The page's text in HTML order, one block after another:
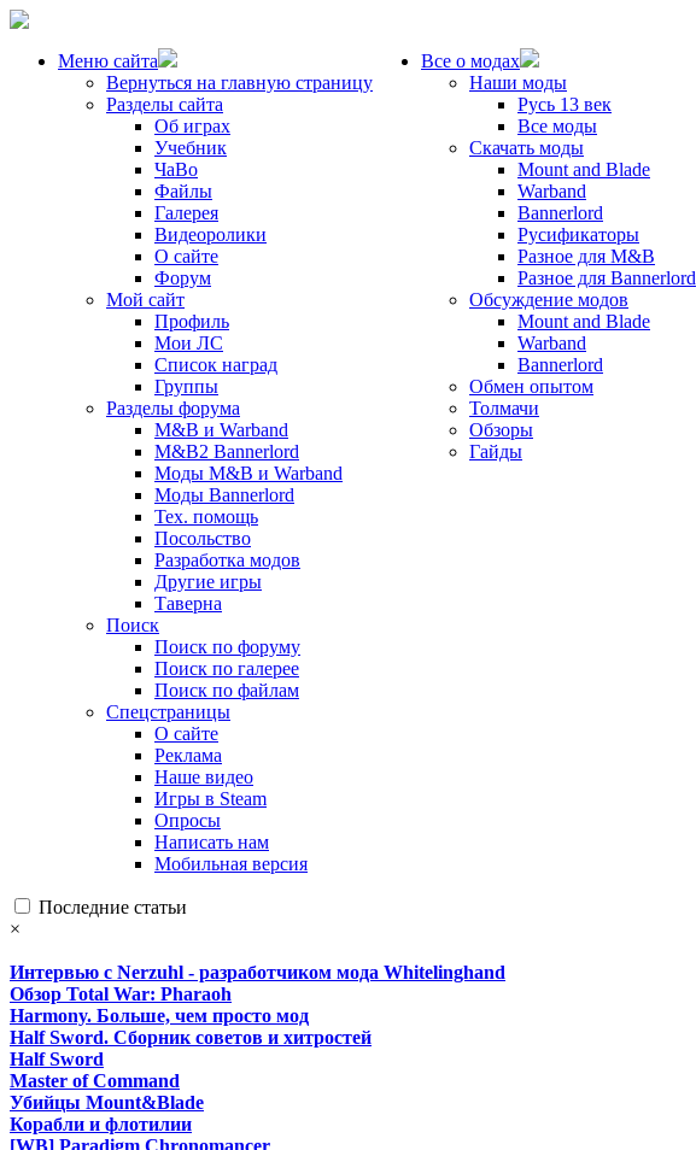
Меню сайта
Вернуться на главную страницу
Разделы сайта
Об играх
Учебник
ЧаВо
Файлы
Галерея
Видеоролики
О сайте
Форум
Мой сайт
Профиль
Мои ЛС
Список наград
Группы
Разделы форума
M&B и Warband
M&B2 Bannerlord
Моды M&B и Warband
Моды Bannerlord
Тех. помощь
Посольство
Разработка модов
Другие игры
Таверна
Поиск
Поиск по форуму
Поиск по галерее
Поиск по файлам
Спецстраницы
О сайте
Реклама
Наше видео
Игры в Steam
Опросы
Написать нам
Мобильная версия
Все о модах
Наши моды
Русь 13 век
Все моды
Скачать моды
Mount and Blade
Warband
Bannerlord
Русификаторы
Разное для M&B
Разное для Bannerlord
Обсуждение модов
Mount and Blade
Warband
Bannerlord
Обмен опытом
Толмачи
Обзоры
Гайды
Последние статьи
×
Интервью с Nerzuhl - разработчиком мода Whitelinghand
Обзор Total War: Pharaoh
Harmony. Больше, чем просто мод
Half Sword. Сборник советов и хитростей
Half Sword
Master of Command
Убийцы Mount&Blade
Корабли и флотилии
[WB] Paradigm Chronomancer